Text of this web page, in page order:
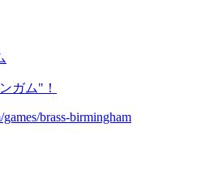
ガム"！
brass-birmingham